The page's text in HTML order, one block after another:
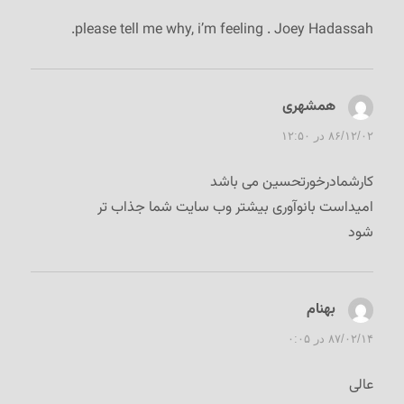
please tell me why, i’m feeling . Joey Hadassah.
همشهری
۸۶/۱۲/۰۲ در ۱۲:۵۰
کارشمادرخورتحسین می باشد
امیداست بانوآوری بیشتر وب سایت شما جذاب تر
شود
بهنام
۸۷/۰۲/۱۴ در ۰:۰۵
عالی